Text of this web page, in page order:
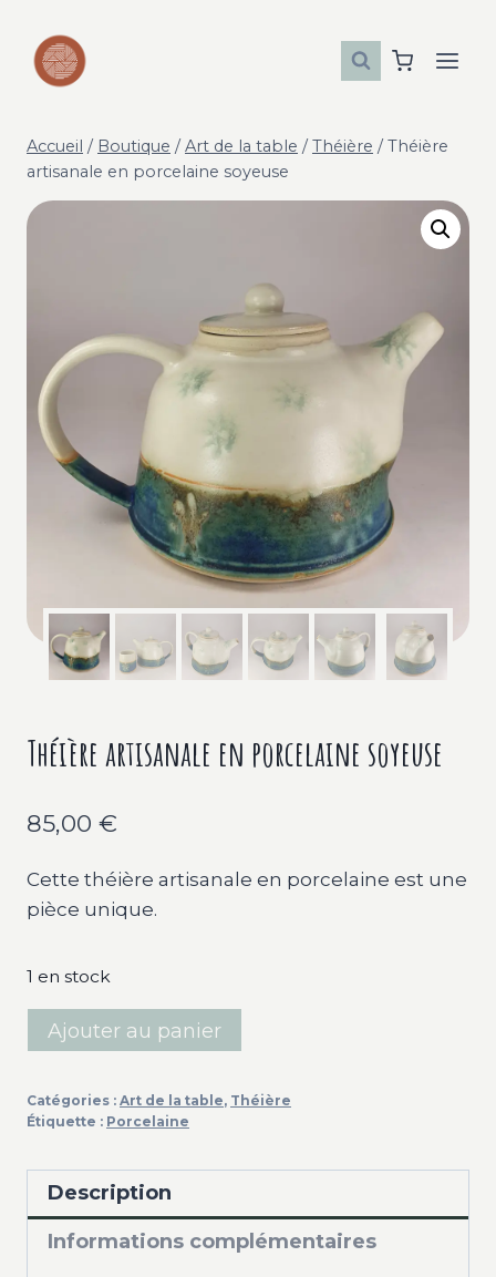
contenu
Accueil / Boutique / Art de la table / Théière / Théière
artisanale en porcelaine soyeuse
Théière artisanale en porcelaine soyeuse
85,00 €
Cette théière artisanale en porcelaine est une
pièce unique.
1 en stock
quantité
de
artisanale
porcelaine
soyeuse
Ajouter au panier
Catégories : Art de la table, Théière
Étiquette : Porcelaine
Description
Informations complémentaires